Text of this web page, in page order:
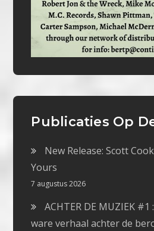
Publicaties Op
New Release: Scott
Yours
7 augustus 2026
ACHTER DE MUZIEK
ware verhaal achter de